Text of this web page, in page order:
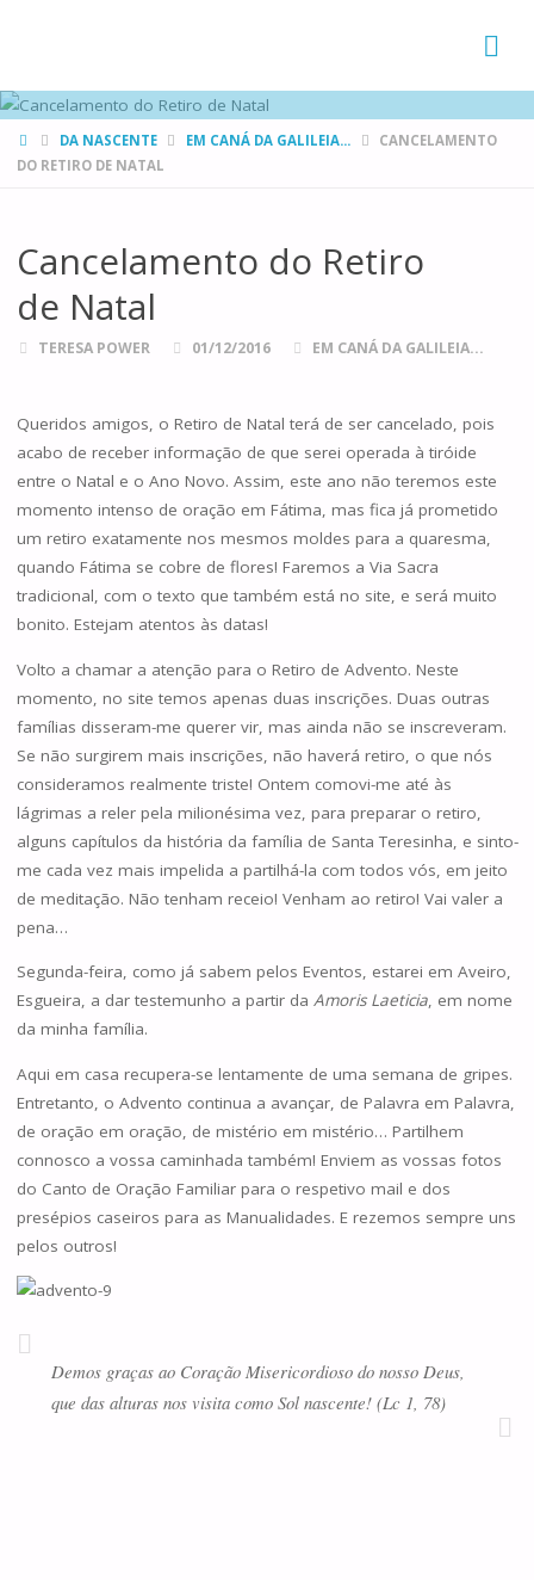
HOMEDA NASCENTE EM CANÁ DA GALILEIA...
CANCELAMENTO
DO RETIRO DE NATAL
Cancelamento do Retiro
de Natal
TERESA POWER 01/12/2016 EM CANÁ DA GALILEIA...
Queridos amigos, o Retiro de Natal terá de ser cancelado, pois
acabo de receber informação de que serei operada à tiróide
entre o Natal e o Ano Novo. Assim, este ano não teremos este
momento intenso de oração em Fátima, mas fica já prometido
um retiro exatamente nos mesmos moldes para a quaresma,
quando Fátima se cobre de flores! Faremos a Via Sacra
tradicional, com o texto que também está no site, e será muito
bonito. Estejam atentos às datas!
Volto a chamar a atenção para o Retiro de Advento. Neste
momento, no site temos apenas duas inscrições. Duas outras
famílias disseram-me querer vir, mas ainda não se inscreveram.
Se não surgirem mais inscrições, não haverá retiro, o que nós
consideramos realmente triste! Ontem comovi-me até às
lágrimas a reler pela milionésima vez, para preparar o retiro,
alguns capítulos da história da família de Santa Teresinha, e sinto-
me cada vez mais impelida a partilhá-la com todos vós, em jeito
de meditação. Não tenham receio! Venham ao retiro! Vai valer a
pena…
Segunda-feira, como já sabem pelos Eventos, estarei em Aveiro,
Esgueira, a dar testemunho a partir da Amoris Laeticia, em nome
da minha família.
Aqui em casa recupera-se lentamente de uma semana de gripes.
Entretanto, o Advento continua a avançar, de Palavra em Palavra,
de oração em oração, de mistério em mistério… Partilhem
connosco a vossa caminhada também! Enviem as vossas fotos
do Canto de Oração Familiar para o respetivo mail e dos
presépios caseiros para as Manualidades. E rezemos sempre uns
pelos outros!
Demos graças ao Coração Misericordioso do nosso Deus,
que das alturas nos visita como Sol nascente! (Lc 1, 78)